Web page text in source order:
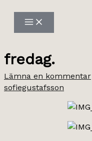
innehåll
fredag.
Lämna en kommentar
sofiegustafsson